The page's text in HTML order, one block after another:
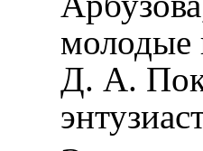
молодые
Д. А.